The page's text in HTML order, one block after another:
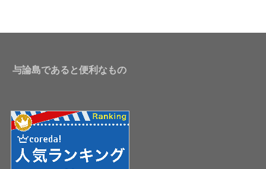
与論島であると便利なもの